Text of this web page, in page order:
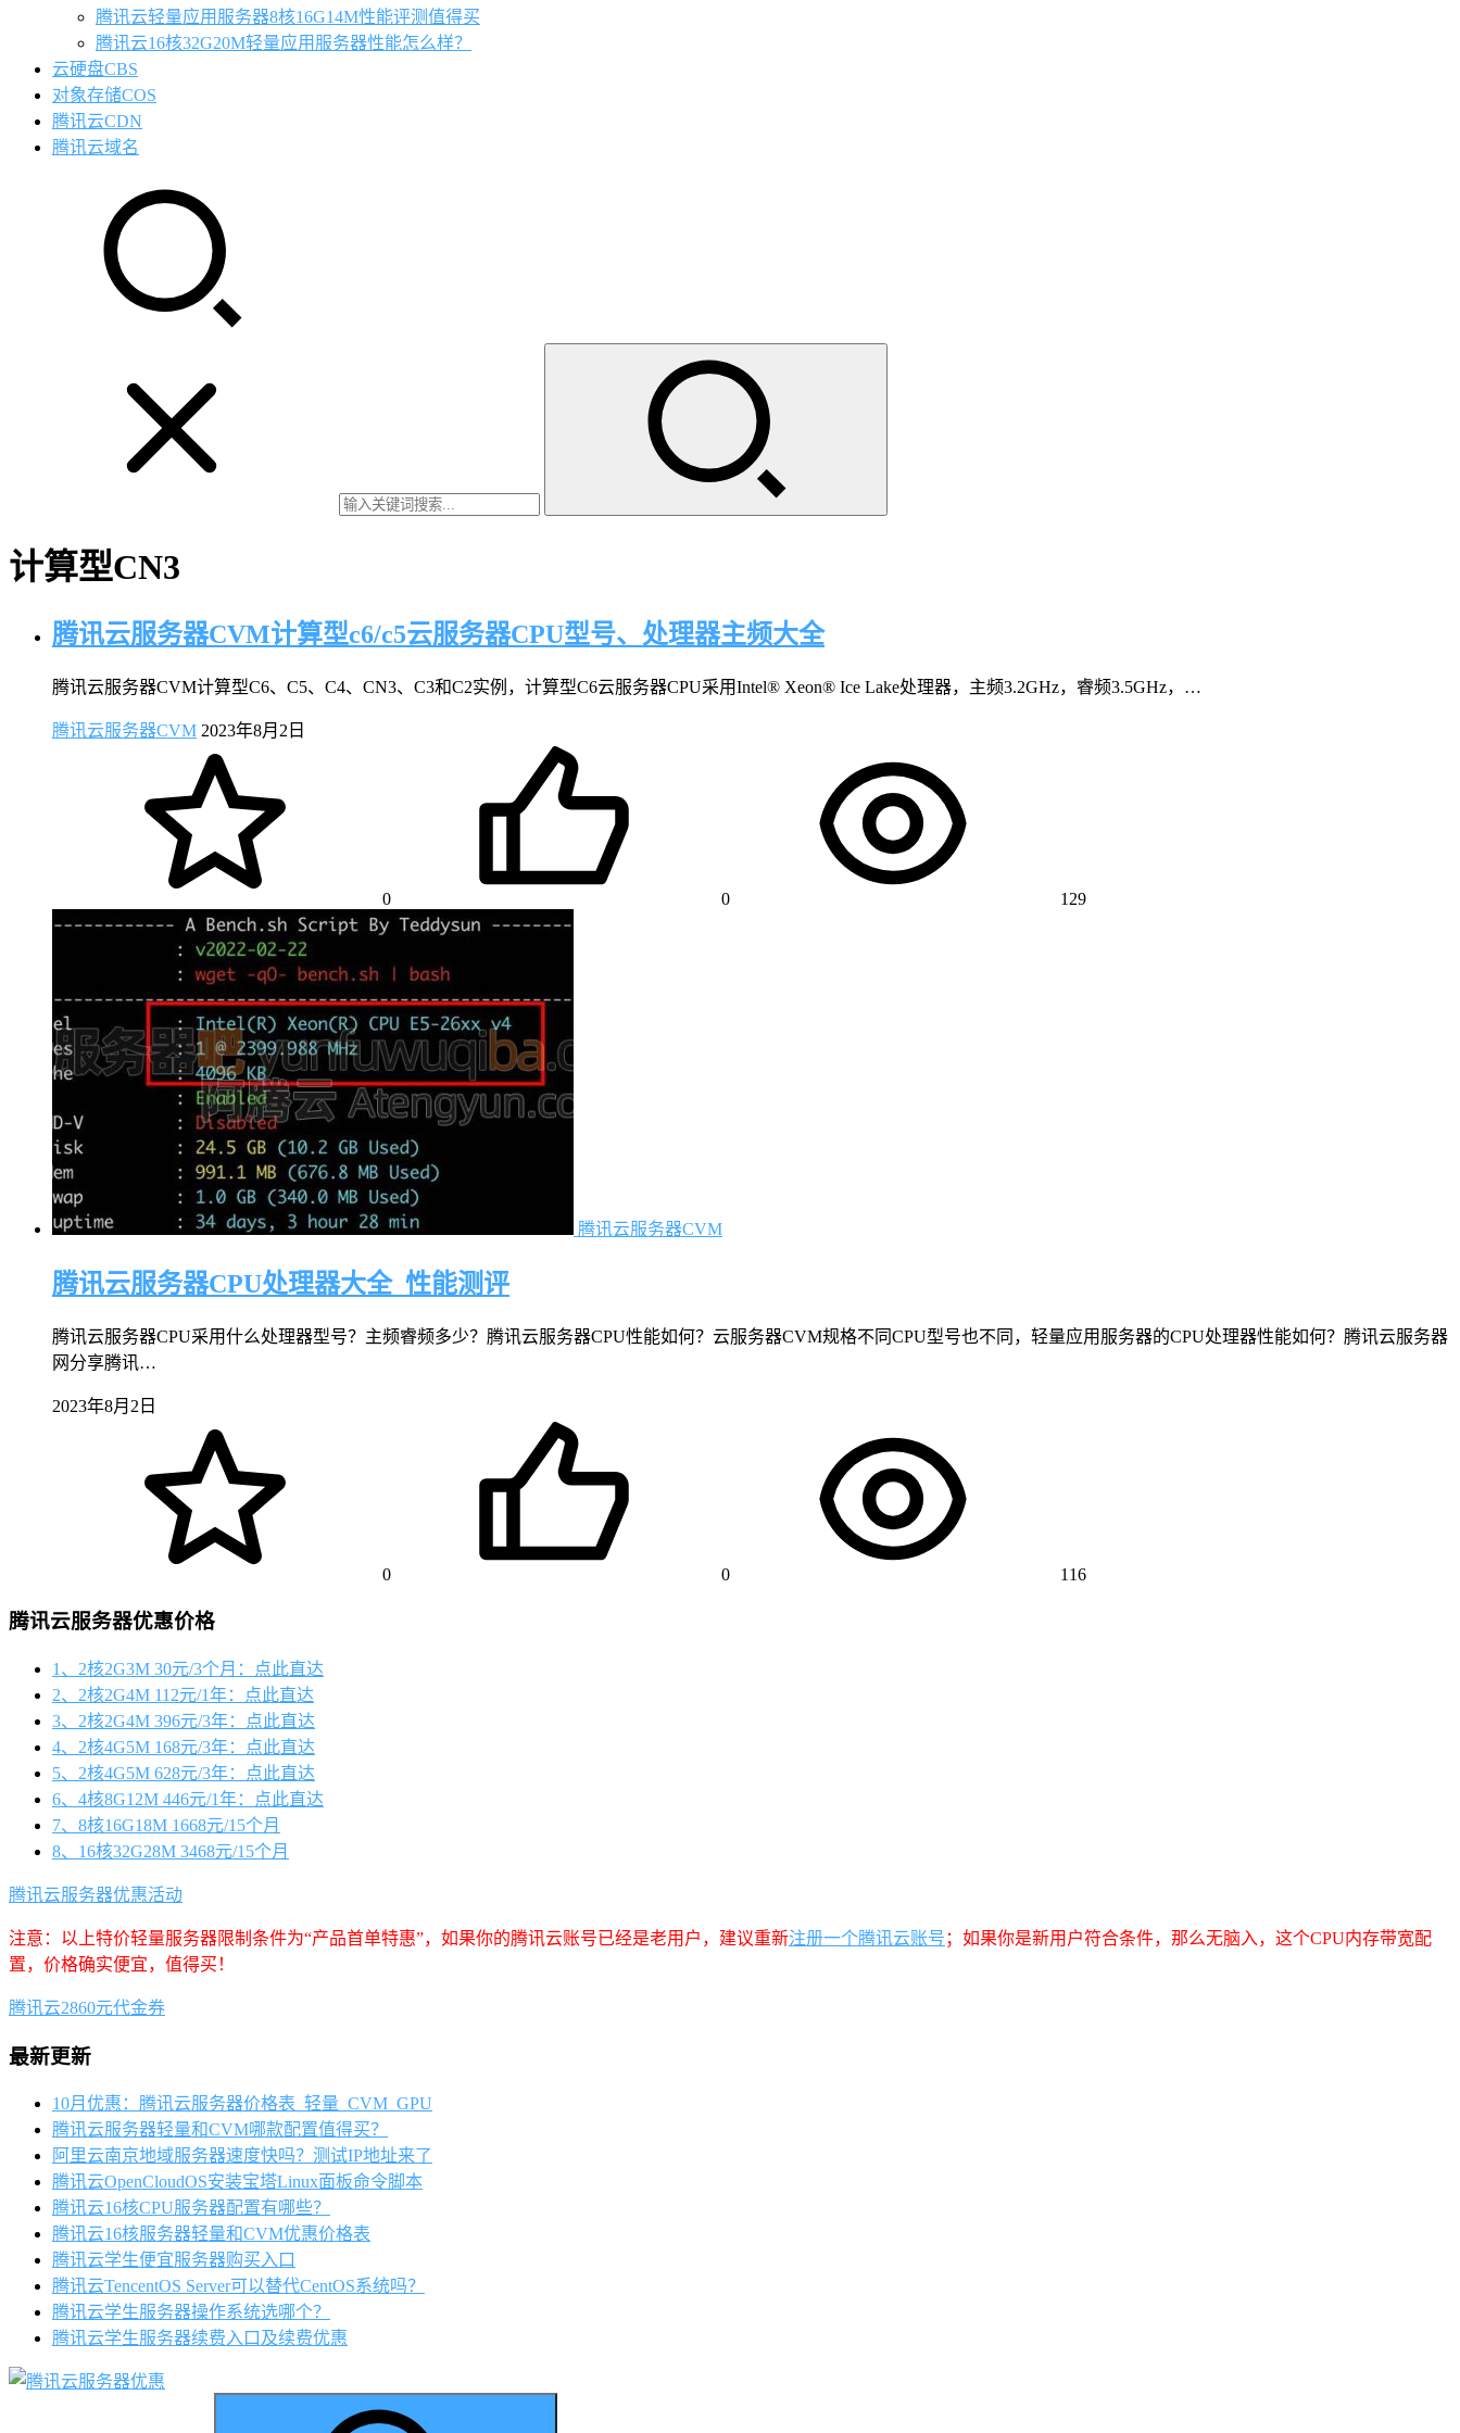
腾讯云轻量应用服务器8核16G14M性能评测值得买
腾讯云16核32G20M轻量应用服务器性能怎么样？
云硬盘CBS
对象存储COS
腾讯云CDN
腾讯云域名
计算型CN3
腾讯云服务器CVM计算型c6/c5云服务器CPU型号、处理器主频大全
腾讯云服务器CVM计算型C6、C5、C4、CN3、C3和C2实例，计算型C6云服务器CPU采用Intel® Xeon® Ice Lake处理器，主频3.2GHz，睿频3.5GHz，…
腾讯云服务器CVM 2023年8月2日
0 0 129
腾讯云服务器CVM
腾讯云服务器CPU处理器大全_性能测评
腾讯云服务器CPU采用什么处理器型号？主频睿频多少？腾讯云服务器CPU性能如何？云服务器CVM规格不同CPU型号也不同，轻量应用服务器的CPU处理器性能如何？腾讯云服务器
网分享腾讯…
2023年8月2日
0 0 116
腾讯云服务器优惠价格
1、2核2G3M 30元/3个月：点此直达
2、2核2G4M 112元/1年：点此直达
3、2核2G4M 396元/3年：点此直达
4、2核4G5M 168元/3年：点此直达
5、2核4G5M 628元/3年：点此直达
6、4核8G12M 446元/1年：点此直达
7、8核16G18M 1668元/15个月
8、16核32G28M 3468元/15个月
腾讯云服务器优惠活动
注意：以上特价轻量服务器限制条件为“产品首单特惠”，如果你的腾讯云账号已经是老用户，建议重新注册一个腾讯云账号 ；如果你是新用户符合条件，那么无脑入，这个CPU内存带宽配
置，价格确实便宜，值得买！
腾讯云2860元代金券
最新更新
10月优惠：腾讯云服务器价格表_轻量_CVM_GPU
腾讯云服务器轻量和CVM哪款配置值得买？
阿里云南京地域服务器速度快吗？测试IP地址来了
腾讯云OpenCloudOS安装宝塔Linux面板命令脚本
腾讯云16核CPU服务器配置有哪些？
腾讯云16核服务器轻量和CVM优惠价格表
腾讯云学生便宜服务器购买入口
腾讯云TencentOS Server可以替代CentOS系统吗？
腾讯云学生服务器操作系统选哪个？
腾讯云学生服务器续费入口及续费优惠